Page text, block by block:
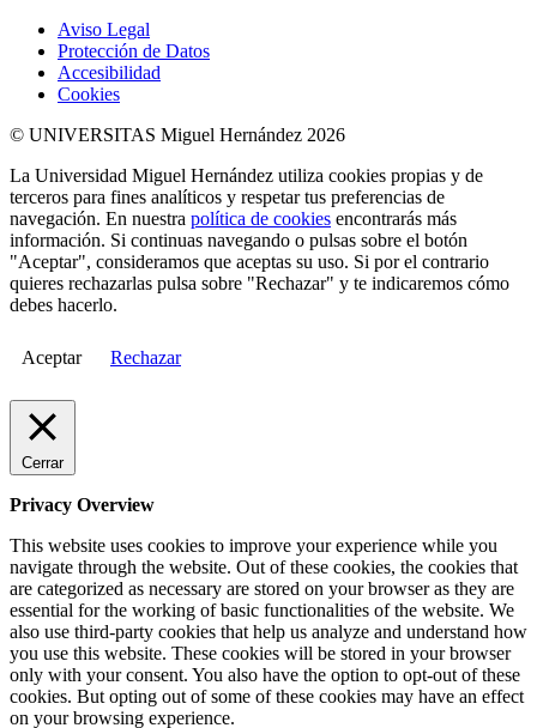
Aviso Legal
Protección de Datos
Accesibilidad
Cookies
© UNIVERSITAS Miguel Hernández 2026
La Universidad Miguel Hernández utiliza cookies propias y de
terceros para fines analíticos y respetar tus preferencias de
navegación. En nuestra política de cookies encontrarás más
información. Si continuas navegando o pulsas sobre el botón
"Aceptar", consideramos que aceptas su uso. Si por el contrario
quieres rechazarlas pulsa sobre "Rechazar" y te indicaremos cómo
debes hacerlo.
Aceptar Rechazar
Cerrar
Privacy Overview
This website uses cookies to improve your experience while you
navigate through the website. Out of these cookies, the cookies that
are categorized as necessary are stored on your browser as they are
essential for the working of basic functionalities of the website. We
also use third-party cookies that help us analyze and understand how
you use this website. These cookies will be stored in your browser
only with your consent. You also have the option to opt-out of these
cookies. But opting out of some of these cookies may have an effect
on your browsing experience.